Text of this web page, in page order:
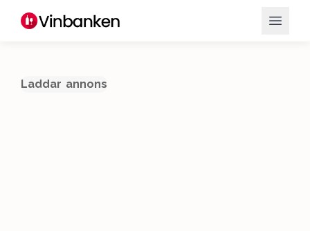
Laddar annons